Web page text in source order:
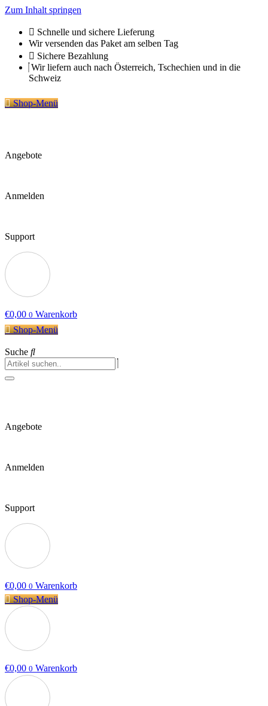
Zum Inhalt springen
Schnelle und sichere Lieferung
Wir versenden das Paket am selben Tag
Sichere Bezahlung
Wir liefern auch nach Österreich, Tschechien und in die
Schweiz
Shop-Menü
Angebote
Anmelden
Support
€0,00 0 Warenkorb
Shop-Menü
Suche
Angebote
Anmelden
Support
€0,00 0 Warenkorb
Shop-Menü
€0,00 0 Warenkorb